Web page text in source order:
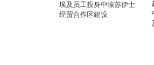
埃及员工投身中埃苏伊士
经贸合作区建设